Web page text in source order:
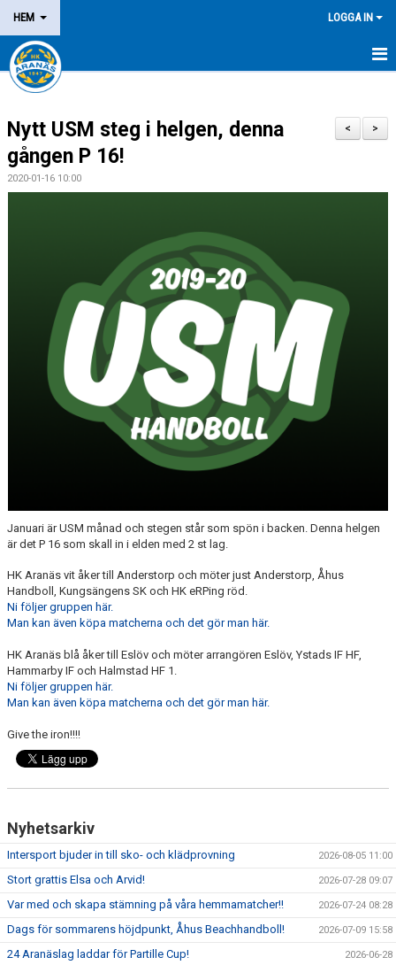
HEM LOGGA IN
NYHETER
OM KLUBBEN
MEDLEM
MATCHER
LOTTERIER
>
<
Nytt USM steg i helgen, denna
gången P 16!
2020-01-16 10:00
Januari är USM månad och stegen står som spön i backen. Denna helgen
är det P 16 som skall in i elden med 2 st lag.
HK Aranäs vit åker till Anderstorp och möter just Anderstorp, Åhus
Handboll, Kungsängens SK och HK eRPing röd.
Ni följer gruppen här.
Man kan även köpa matcherna och det gör man här.
HK Aranäs blå åker till Eslöv och möter arrangören Eslöv, Ystads IF HF,
Hammarby IF och Halmstad HF 1.
Ni följer gruppen här.
Man kan även köpa matcherna och det gör man här.
Give the iron!!!!
Nyhetsarkiv
Intersport bjuder in till sko- och klädprovning 2026-08-05 11:00
Stort grattis Elsa och Arvid! 2026-07-28 09:07
Var med och skapa stämning på våra hemmamatcher!! 2026-07-24 08:28
Dags för sommarens höjdpunkt, Åhus Beachhandboll! 2026-07-09 15:58
24 Aranäslag laddar för Partille Cup! 2026-06-28